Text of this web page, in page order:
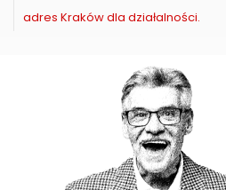
adres Kraków dla działalności.